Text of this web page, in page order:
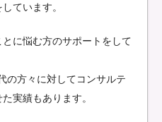
ています。
に悩む方のサポートをして
の方々に対してコンサルテ
実績もあります。